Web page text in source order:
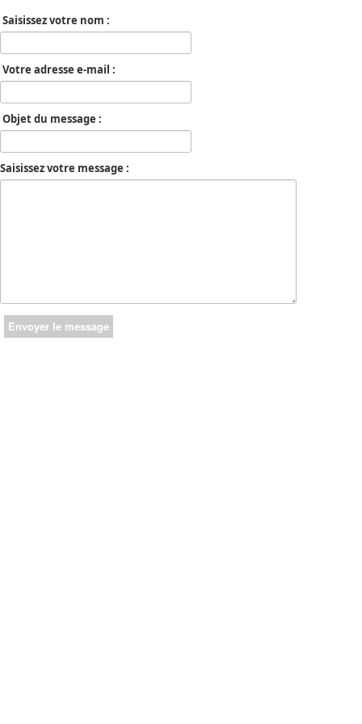
Saisissez votre nom :
Votre adresse e-mail :
Objet du message :
Saisissez votre message :
Envoyer le message